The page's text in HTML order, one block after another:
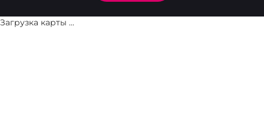
Загрузка карты ...